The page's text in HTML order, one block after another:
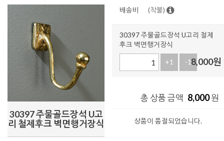
30397 주물골드장석 U고
리 철제후크 벽면행거장식
배송비 (착불)
30397 주물골드장석 U고리 철제
후크 벽면행거장식
+1 -18,000원
총 상품 금액 8,000원
상품이 품절되었습니다.